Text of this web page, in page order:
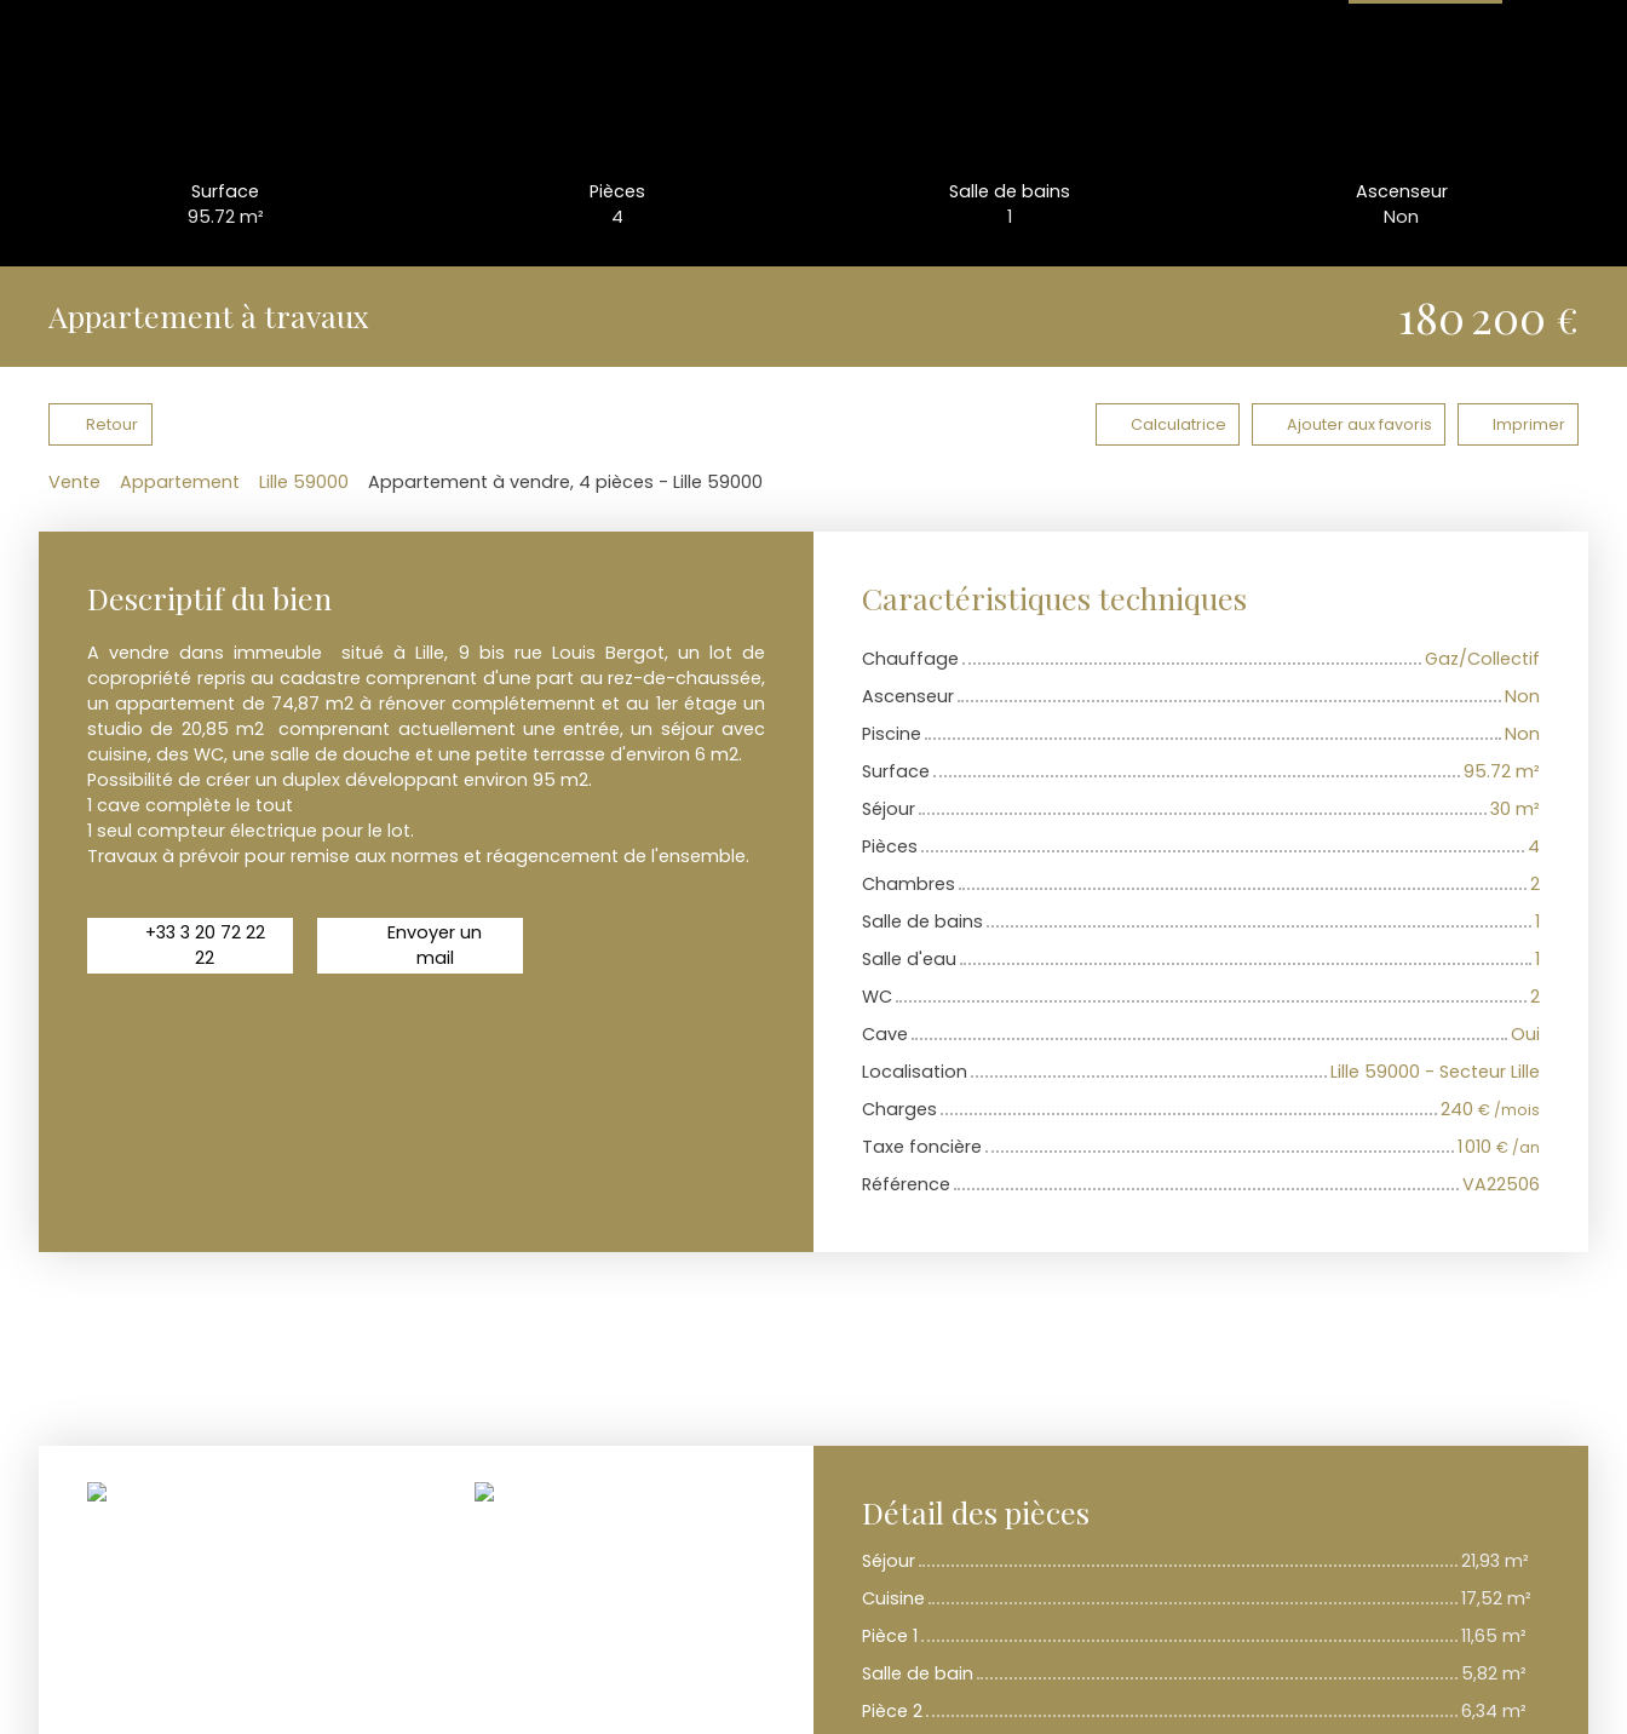
Surface
95.72 m²
Pièces
4
Salle de bains
1
Ascenseur
Non
Appartement à travaux 180 200 €
Retour Calculatrice Ajouter aux favoris Imprimer
Vente Appartement Lille 59000 Appartement à vendre, 4 pièces - Lille 59000
Descriptif du bien
A vendre dans immeuble situé à Lille, 9 bis rue Louis Bergot, un lot de
copropriété repris au cadastre comprenant d'une part au rez-de-chaussée,
un appartement de 74,87 m2 à rénover complétemennt et au 1er étage un
studio de 20,85 m2 comprenant actuellement une entrée, un séjour avec
cuisine, des WC, une salle de douche et une petite terrasse d'environ 6 m2.
Possibilité de créer un duplex développant environ 95 m2.
1 cave complète le tout
1 seul compteur électrique pour le lot.
Travaux à prévoir pour remise aux normes et réagencement de l'ensemble.
+33 3 20 72 22
22
Envoyer un
mail
Caractéristiques techniques
Chauffage
Gaz/Collectif
Ascenseur
Non
Piscine
Non
Surface
95.72 m²
Séjour
30 m²
Pièces
4
Chambres
2
Salle de bains
1
Salle d'eau
1
WC
2
Cave
Oui
Localisation
Lille 59000 - Secteur Lille
Charges
240 € /mois
Taxe foncière 1 010 € /an
Référence VA22506
Détail des pièces
Séjour
21,93 m²
Cuisine
17,52 m²
Pièce 1
11,65 m²
Salle de bain
5,82 m²
Pièce 2
6,34 m²